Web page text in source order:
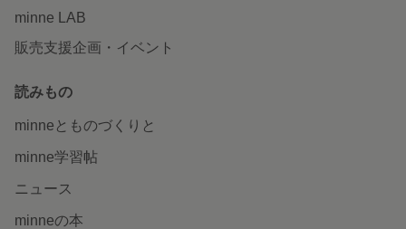
minne LAB
販売支援企画・イベント
読みもの
minneとものづくりと
minne学習帖
ニュース
minneの本